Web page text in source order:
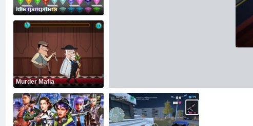
Idle gangsters
Murder Mafia